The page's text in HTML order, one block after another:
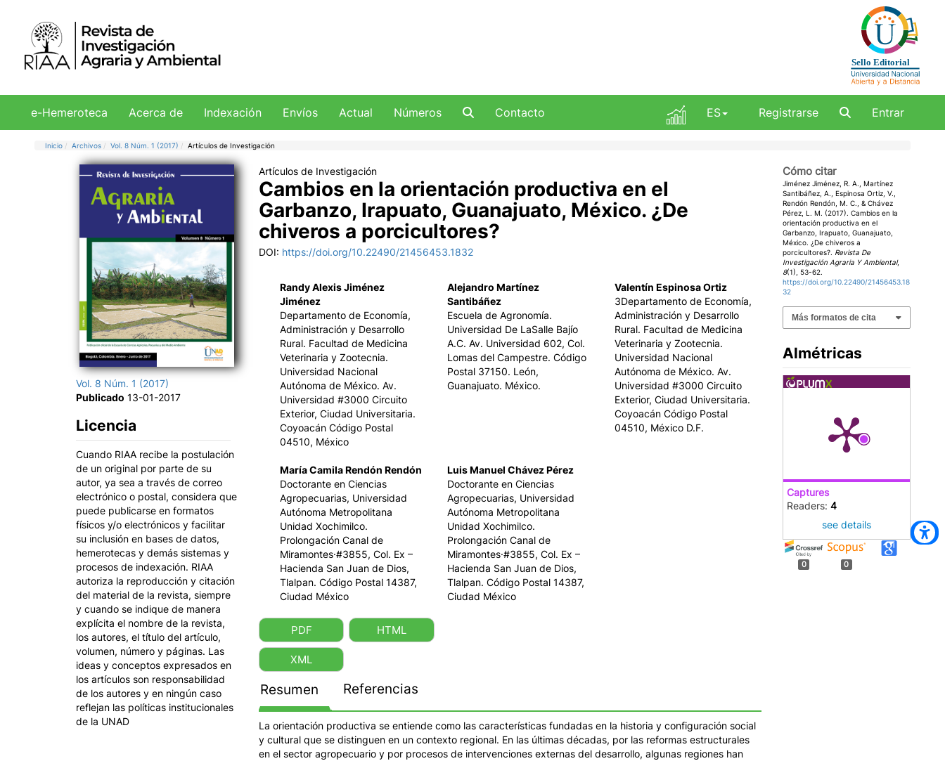
e-Hemeroteca Acerca de Indexación Envíos Actual Números Contacto ES Registrarse Entrar
Inicio Archivos Vol. 8 Núm. 1 (2017) Artículos de Investigación
Vol. 8 Núm. 1 (2017)
Publicado 13-01-2017
Licencia
Cuando RIAA recibe la postulación
de un original por parte de su
autor, ya sea a través de correo
electrónico o postal, considera que
puede publicarse en formatos
físicos y/o electrónicos y facilitar
su inclusión en bases de datos,
hemerotecas y demás sistemas y
procesos de indexación. RIAA
autoriza la reproducción y citación
del material de la revista, siempre
y cuando se indique de manera
explícita el nombre de la revista,
los autores, el título del artículo,
volumen, número y páginas. Las
ideas y conceptos expresados en
los artículos son responsabilidad
de los autores y en ningún caso
reflejan las políticas institucionales
de la UNAD
Artículos de Investigación
Cambios en la orientación productiva en el
Garbanzo, Irapuato, Guanajuato, México. ¿De
chiveros a porcicultores?
DOI: https://doi.org/10.22490/21456453.1832
Randy Alexis Jiménez
Jiménez
Departamento de Economía,
Administración y Desarrollo
Rural. Facultad de Medicina
Veterinaria y Zootecnia.
Universidad Nacional
Autónoma de México. Av.
Universidad #3000 Circuito
Exterior, Ciudad Universitaria.
Coyoacán Código Postal
04510, México
Alejandro Martínez
Santibáñez
Escuela de Agronomía.
Universidad De LaSalle Bajío
A.C. Av. Universidad 602, Col.
Lomas del Campestre. Código
Postal 37150. León,
Guanajuato. México.
Valentín Espinosa Ortiz
3Departamento de Economía,
Administración y Desarrollo
Rural. Facultad de Medicina
Veterinaria y Zootecnia.
Universidad Nacional
Autónoma de México. Av.
Universidad #3000 Circuito
Exterior, Ciudad Universitaria.
Coyoacán Código Postal
04510, México D.F.
María Camila Rendón Rendón
Doctorante en Ciencias
Agropecuarias, Universidad
Autónoma Metropolitana
Unidad Xochimilco.
Prolongación Canal de
Miramontes·#3855, Col. Ex –
Hacienda San Juan de Dios,
Tlalpan. Código Postal 14387,
Ciudad México
Luis Manuel Chávez Pérez
Doctorante en Ciencias
Agropecuarias, Universidad
Autónoma Metropolitana
Unidad Xochimilco.
Prolongación Canal de
Miramontes·#3855, Col. Ex –
Hacienda San Juan de Dios,
Tlalpan. Código Postal 14387,
Ciudad México
PDF HTML
XML
Resumen Referencias
La orientación productiva se entiende como las características fundadas en la historia y configuración social
y cultural que se distinguen en un contexto regional. En las últimas décadas, por las reformas estructurales
en el sector agropecuario y por procesos de intervenciones externas del desarrollo, algunas regiones han
Cómo citar
Jiménez Jiménez, R. A., Martínez
Santibáñez, A., Espinosa Ortiz, V.,
Rendón Rendón, M. C., & Chávez
Pérez, L. M. (2017). Cambios en la
orientación productiva en el
Garbanzo, Irapuato, Guanajuato,
México. ¿De chiveros a
porcicultores?. Revista De
Investigación Agraria Y Ambiental,
8(1), 53-62.
https://doi.org/10.22490/21456453.18
32
Más formatos de cita
Almétricas
Captures
Readers: 4
see details
0 0